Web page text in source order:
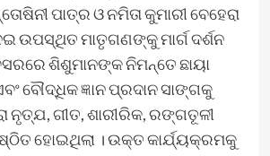
ପାତ୍ର ଓ ନମିତା କୁମାରୀ ବେହେରା
ଉପସ୍ଥିତ ମାତୃଗଣଙ୍କୁ ମାର୍ଗ ଦର୍ଶନ
ଶିଶୁମାନଙ୍କ ନିମନ୍ତେ ଛାୟା
ବୌଦ୍ଧିକ ଜ୍ଞାନ ପ୍ରଦାନ ସାଙ୍ଗକୁ
ନୃତ୍ଯ, ଗୀତ, ଶାରୀରିକ, ରଙ୍ଗତୂଳୀ
ହୋଇଥିଲା । ଉକ୍ତ କାର୍ଯ୍ୟକ୍ରମକୁ